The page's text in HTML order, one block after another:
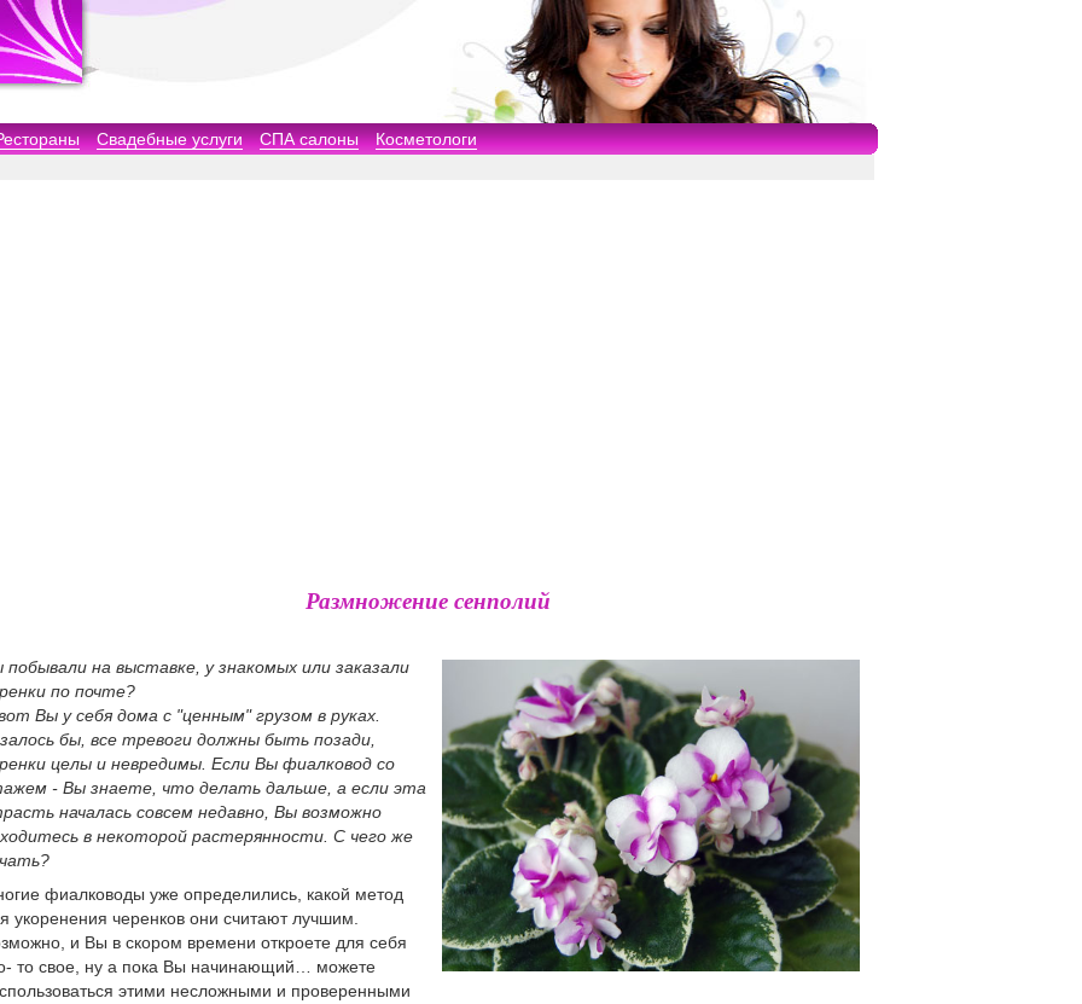
Свадебные услуги СПА салоны Косметологи
Размножение сенполий
побывали на выставке, у знакомых или заказали
по почте?
Вы у себя дома с "ценным" грузом в руках.
бы, все тревоги должны быть позади,
целы и невредимы. Если Вы фиалковод со
- Вы знаете, что делать дальше, а если эта
началась совсем недавно, Вы возможно
в некоторой растерянности. С чего же
фиалководы уже определились, какой метод
укоренения черенков они считают лучшим.
и Вы в скором времени откроете для себя
то свое, ну а пока Вы начинающий… можете
этими несложными и проверенными